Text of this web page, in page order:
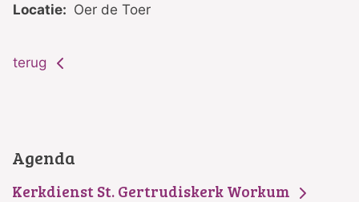
Locatie: Oer de Toer
terug
Agenda
Kerkdienst St. Gertrudiskerk Workum